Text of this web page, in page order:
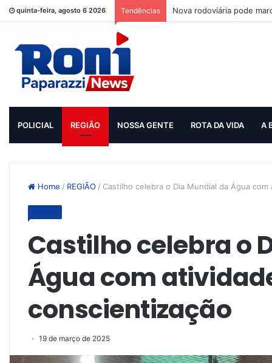
quinta-feira, agosto 6 2026 Tendências Nova rodoviária pode
POLICIAL REGIÃO NOSSA GENTE ROTA DA VIDA A
Home / REGIÃO / Castilho celebra o Dia Mundial da Água
Castilho celebra o
Água com
conscientização
19 de março de 2025